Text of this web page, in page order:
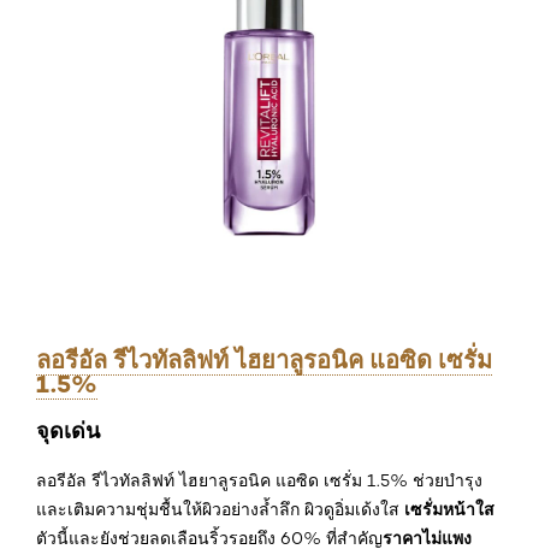
ลอรีอัล รีไวทัลลิฟท์ ไฮยาลูรอนิค แอซิด เซรั่ม
1.5%
จุดเด่น
ลอรีอัล รีไวทัลลิฟท์ ไฮยาลูรอนิค แอซิด เซรั่ม 1.5% ช่วยบำรุง
และเติมความชุ่มชื้นให้ผิวอย่างล้ำลึก ผิวดูอิ่มเด้งใส เซรั่มหน้าใส
ตัวนี้และยังช่วยลดเลือนริ้วรอยถึง 60% ที่สำคัญราคาไม่แพง